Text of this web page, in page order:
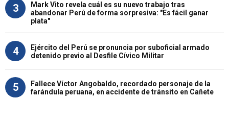
3
Mark Vito revela cuál es su nuevo trabajo tras
abandonar Perú de forma sorpresiva: "Es fácil ganar
plata"
4
Ejército del Perú se pronuncia por suboficial armado
detenido previo al Desfile Cívico Militar
5
Fallece Víctor Angobaldo, recordado personaje de la
farándula peruana, en accidente de tránsito en Cañete